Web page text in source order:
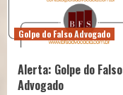
Golpe do Falso Advogado
Alerta: Golpe do Falso
Advogado